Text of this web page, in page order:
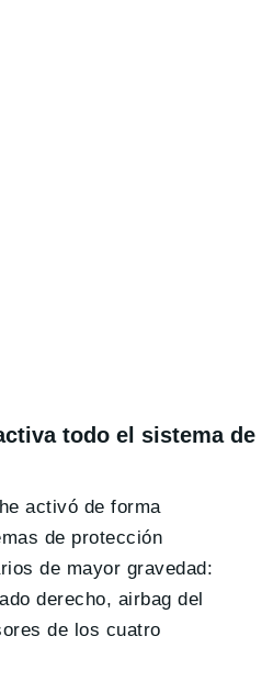
todo el sistema de
activó de forma
de protección
de mayor gravedad:
derecho, airbag del
de los cuatro